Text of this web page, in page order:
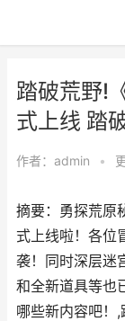
踏破荒野!
式上线 踏
作者： admin •
摘要：勇探荒原
式上线啦！各位
袭！同时深层迷
和全新道具等也
哪些新内容吧！